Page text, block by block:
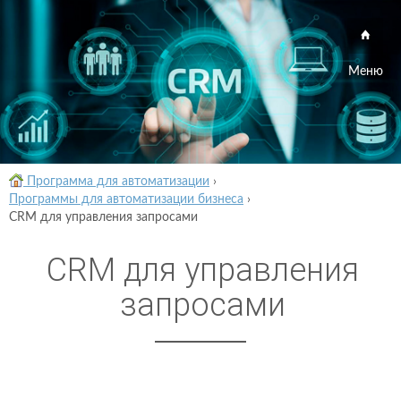
Меню
Программа для автоматизации ›
Программы для автоматизации бизнеса ›
CRM для управления запросами
CRM для управления
запросами